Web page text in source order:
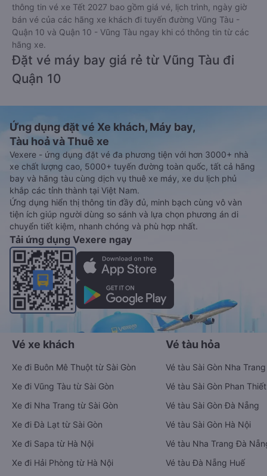
thông tin vé xe Tết 2027 bao gồm giá vé, lịch trình, ngày giờ
bán vé của các hãng xe khách đi tuyến đường Vũng Tàu -
Quận 10 và Quận 10 - Vũng Tàu ngay khi có thông tin từ các
hãng xe.
Đặt vé máy bay giá rẻ từ Vũng Tàu đi
Quận 10
Ứng dụng đặt vé Xe khách, Máy bay,
Tàu hoả và Thuê xe
Vexere - ứng dụng đặt vé đa phương tiện với hơn 3000+ nhà
xe chất lượng cao, 5000+ tuyến đường toàn quốc, tất cả hãng
bay và hãng tàu cùng dịch vụ thuê xe máy, xe du lịch phủ
khắp các tỉnh thành tại Việt Nam.
Ứng dụng hiển thị thông tin đầy đủ, minh bạch cùng vô vàn
tiện ích giúp người dùng so sánh và lựa chọn phương án di
chuyển tiết kiệm, nhanh chóng và phù hợp nhất.
Tải ứng dụng Vexere ngay
Vé xe khách
Xe đi Buôn Mê Thuột từ Sài Gòn
Xe đi Vũng Tàu từ Sài Gòn
Xe đi Nha Trang từ Sài Gòn
Xe đi Đà Lạt từ Sài Gòn
Xe đi Sapa từ Hà Nội
Xe đi Hải Phòng từ Hà Nội
Vé tàu hỏa
Vé tàu Sài Gòn Nha Trang
Vé tàu Sài Gòn Phan Thiết
Vé tàu Sài Gòn Đà Nẵng
Vé tàu Sài Gòn Hà Nội
Vé tàu Nha Trang Đà
Vé tàu Đà Nẵng Huế